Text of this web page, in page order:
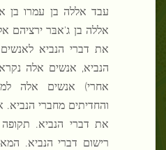
עבד אללה בן עמרו בן
אללה בן ג'אבּר ירציהם
את דברי הנביא
הנביא, אנשים אלה
אחרי) אנשים אלה
והחדיתים מחברי
את דברי הנביא. תקופה
רישום דברי הנביא.